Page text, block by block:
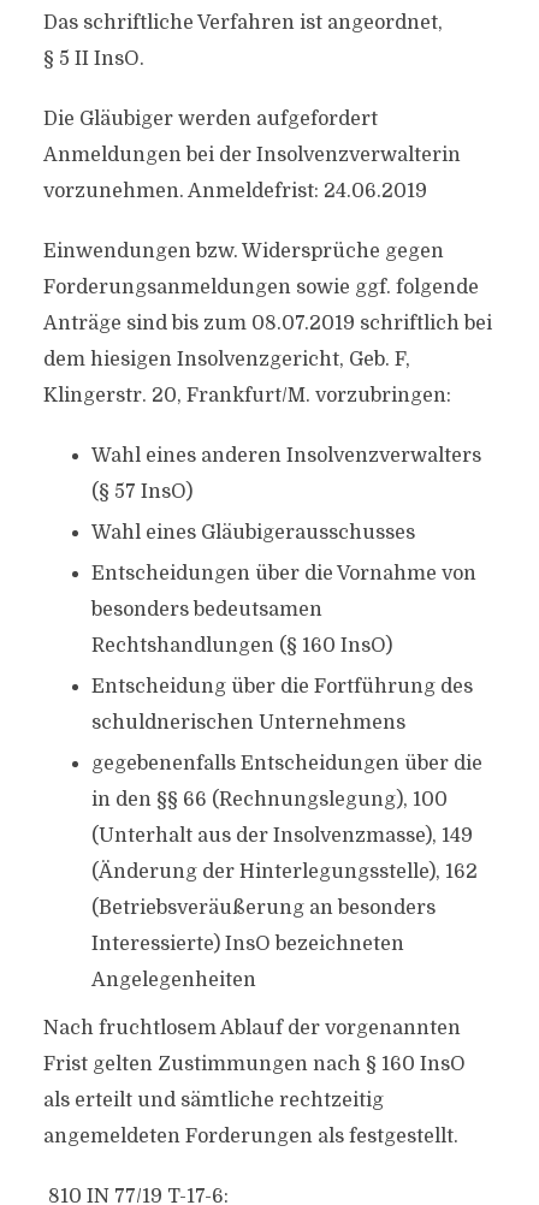
Das schriftliche Verfahren ist angeordnet,
§ 5 II InsO.
Die Gläubiger werden aufgefordert
Anmeldungen bei der Insolvenzverwalterin
vorzunehmen. Anmeldefrist: 24.06.2019
Einwendungen bzw. Widersprüche gegen
Forderungsanmeldungen sowie ggf. folgende
Anträge sind bis zum 08.07.2019 schriftlich bei
dem hiesigen Insolvenzgericht, Geb. F,
Klingerstr. 20, Frankfurt/M. vorzubringen:
Wahl eines anderen Insolvenzverwalters
(§ 57 InsO)
Wahl eines Gläubigerausschusses
Entscheidungen über die Vornahme von
besonders bedeutsamen
Rechtshandlungen (§ 160 InsO)
Entscheidung über die Fortführung des
schuldnerischen Unternehmens
gegebenenfalls Entscheidungen über die
in den §§ 66 (Rechnungslegung), 100
(Unterhalt aus der Insolvenzmasse), 149
(Änderung der Hinterlegungsstelle), 162
(Betriebsveräußerung an besonders
Interessierte) InsO bezeichneten
Angelegenheiten
Nach fruchtlosem Ablauf der vorgenannten
Frist gelten Zustimmungen nach § 160 InsO
als erteilt und sämtliche rechtzeitig
angemeldeten Forderungen als festgestellt.
810 IN 77/19 T-17-6: